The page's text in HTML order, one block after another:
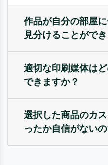
作品が自分の部屋
見分けることがで
適切な印刷媒体は
できますか？
選択した商品のカ
ったか自信がないの